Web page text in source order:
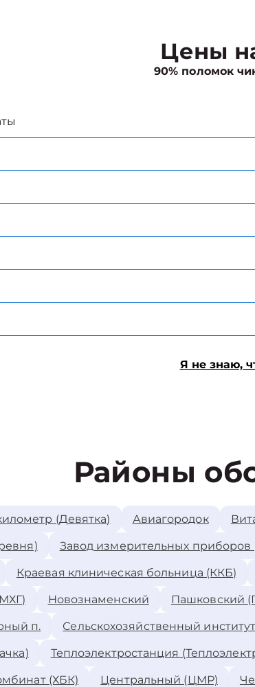
Цены
90% поломок
Я не знаю,
Районы
(Девятка) Авиагородок
Завод измерительных приборов
Краевая клиническая больница (ККБ)
Новознаменский Пашковский
п. Сельскохозяйственный
Теплоэлектростанция
(ХБК) Центральный (ЦМР)